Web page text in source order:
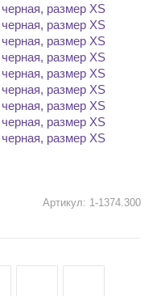
Артикул: 1-1374.300